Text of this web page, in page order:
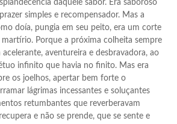
daquele sabor. Era saboroso
simples e recompensador. Mas a
doía, pungia em seu peito, era um corte
Porque a próxima colheita sempre
aventureira e desbravadora, ao
infinito que havia no finito. Mas era
os joelhos, apertar bem forte o
lágrimas incessantes e soluçantes
retumbantes que reverberavam
e não se prende, que se sente e